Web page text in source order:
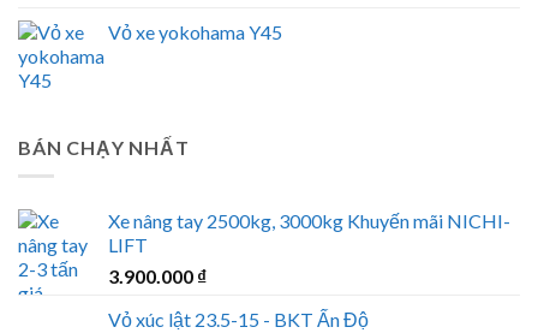
Vỏ xe yokohama Y45
BÁN CHẠY NHẤT
Xe nâng tay 2500kg, 3000kg Khuyến mãi NICHI-
LIFT
3.900.000 ₫
Vỏ xúc lật 23.5-15 - BKT Ấn Độ